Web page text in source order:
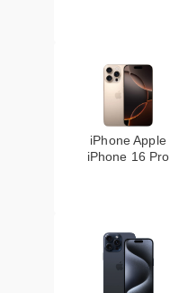
iPhone Apple
iPhone 16 Pro